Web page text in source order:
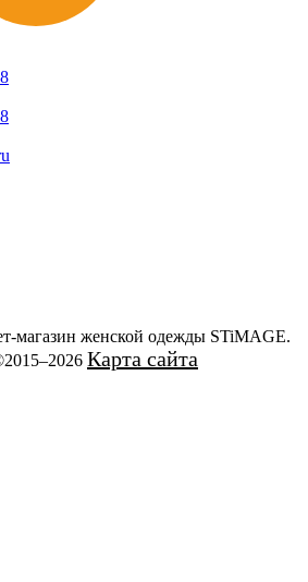
магазин женской одежды STiMAGE.
Карта сайта